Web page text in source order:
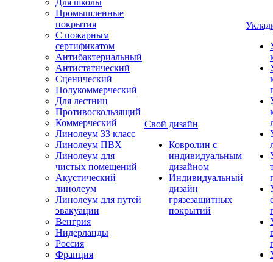
Для школы
Промышленные
покрытия
С пожарным
сертификатом
Антибактериальный
Антистатический
Сценический
Полукоммерческий
Для лестниц
Противоскользящий
Коммерческий
Линолеум 33 класс
Линолеум ПВХ
Линолеум для
чистых помещений
Акустический
линолеум
Линолеум для путей
эвакуации
Венгрия
Нидерланды
Россия
Франция
Свой дизайн
Ковролин с
индивидуальным
дизайном
Индивидуальный
дизайн
грязезащитных
покрытий